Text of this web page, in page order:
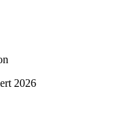
2026